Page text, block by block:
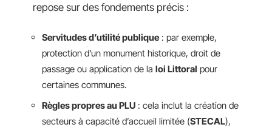
repose sur des fondements précis :
Servitudes d’utilité publique : par exemple,
protection d’un monument historique, droit de
passage ou application de la loi Littoral pour
certaines communes.
Règles propres au PLU : cela inclut la création de
secteurs à capacité d’accueil limitée (STECAL),